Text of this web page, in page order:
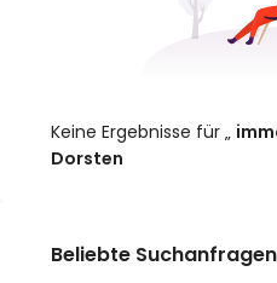
Keine Ergebnisse für „
Dorsten
Beliebte